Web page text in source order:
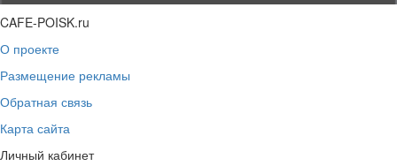
CAFE-POISK.ru
О проекте
Размещение рекламы
Обратная связь
Карта сайта
Личный кабинет